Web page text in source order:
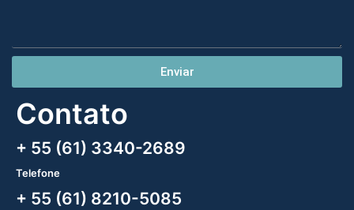
Enviar
Contato
+ 55 (61) 3340-2689
Telefone
+ 55 (61) 8210-5085